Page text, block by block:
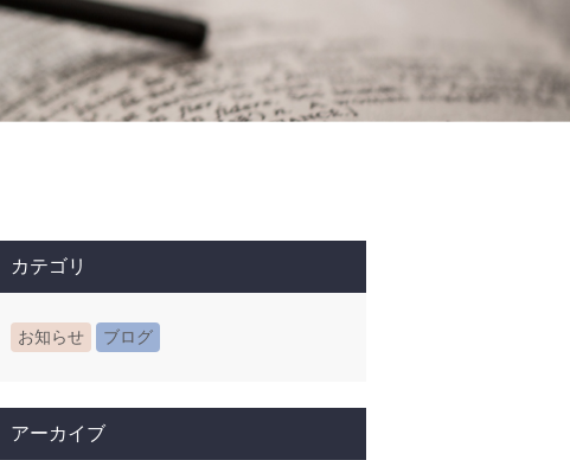
カテゴリ
お知らせ ブログ
アーカイブ